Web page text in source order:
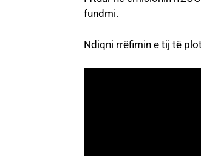
fundmi.
Ndiqni rrëfimin e tij të